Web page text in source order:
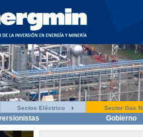
Sectos Eléctrico Sector Gas
Gobierno